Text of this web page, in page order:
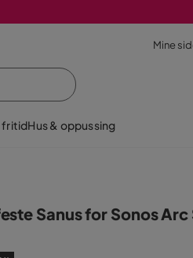
Mine
fritidHus & oppussing
Sanus for Sonos